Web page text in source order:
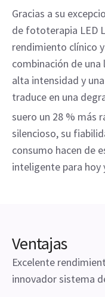
Gracias a su
de fototerapia LED
rendimiento clínico
combinación de
alta intensidad y
traduce en una
suero un 28 % más
silencioso, su
consumo hacen de
inteligente para hoy
Ventajas
Excelente
innovador sistema